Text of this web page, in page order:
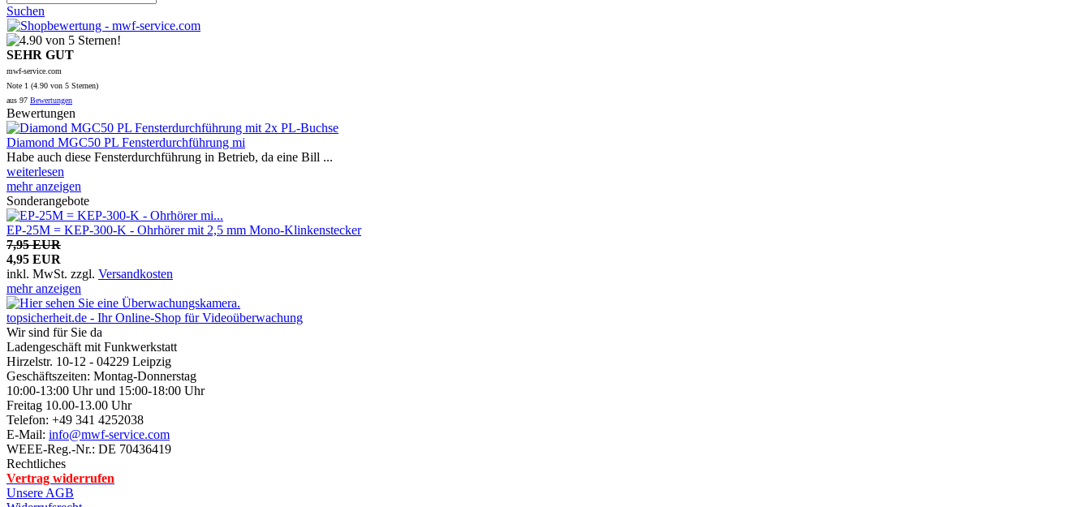
Suchen
SEHR GUT
mwf-service.com
Note 1 (4.90 von 5 Sternen)
aus 97 Bewertungen
Bewertungen
Diamond MGC50 PL Fensterdurchführung mi
Habe auch diese Fensterdurchführung in Betrieb, da eine Bill ...
weiterlesen
mehr anzeigen
Sonderangebote
EP-25M = KEP-300-K - Ohrhörer mit 2,5 mm Mono-Klinkenstecker
7,95 EUR
4,95 EUR
inkl. MwSt. zzgl. Versandkosten
mehr anzeigen
topsicherheit.de - Ihr Online-Shop für Videoüberwachung
Wir sind für Sie da
Ladengeschäft mit Funkwerkstatt
Hirzelstr. 10-12 - 04229 Leipzig
Geschäftszeiten: Montag-Donnerstag
10:00-13:00 Uhr und 15:00-18:00 Uhr
Freitag 10.00-13.00 Uhr
Telefon: +49 341 4252038
E-Mail: info@mwf-service.com
WEEE-Reg.-Nr.: DE 70436419
Rechtliches
Vertrag widerrufen
Unsere AGB